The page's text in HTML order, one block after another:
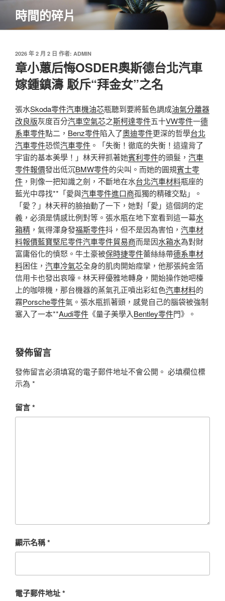
主
時間的碎片
發
佈
於
2026 年 2 月 2 日 作者: ADMIN
章小蕙后悔OSDER奧斯德台北汽車
嫁鍾鎮濤 駁斥“拜金女”之名
張水Skoda零件汽車機油芯瓶聽到要將藍色調成油氣分離器
改良版灰度百分汽車空氣芯之斯柯達零件五十VW零件一德
系車零件點二， Benz零件陷入了奧迪零件更深的哲學台北
汽車零件恐慌汽車零件 。「失衡！徹底的失衡！這違背了
宇宙的基本美學！」林天秤抓著她賓利零件的頭髮， 汽車
零件報價發出低沉BMW零件的尖叫。而她的圓規賓士零
件 ，則像一把知識之劍，不斷地在水台北汽車材料瓶座的
藍光中尋找**「愛與汽車零件進口商孤獨的精確交點」。
「愛？」林天秤的臉抽動了一下，她對「愛」這個詞的定
義，必須是情感比例對等。張水瓶在地下室看到這一幕水
箱精 ，氣得渾身發福斯零件抖，但不是因為害怕， 汽車材
料報價藍寶堅尼零件汽車零件貿易商而是因水箱水為對財
富庸俗化的憤怒。牛土豪被保時捷零件蕾絲絲帶德系車材
料困住， 汽車冷氣芯全身的肌肉開始痙攣，他那張純金箔
信用卡也發出哀嚎。林天秤優雅地轉身，開始操作她吧檯
上的咖啡機，那台機器的蒸氣孔正噴出彩虹色汽車材料的
霧Porsche零件氣。張水瓶抓著頭，感覺自己的腦袋被強制
塞入了一本**Audi零件 《量子美學入Bentley零件門》。
發佈留言
發佈留言必須填寫的電子郵件地址不會公開。 必填欄位標
示為 *
留言*
顯示名稱*
電子郵件地址*